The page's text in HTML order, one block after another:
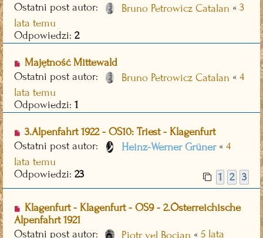
Ostatni post autor:
Bruno Petrowicz Catalan « 3
lata temu
Odpowiedzi: 2
Majętność Mittewald
Ostatni post autor:
Bruno Petrowicz Catalan « 4
lata temu
Odpowiedzi: 1
3.Alpenfahrt 1922 - OS10: Triest - Klagenfurt
Ostatni post autor:
Heinz-Werner Grüner« 4
lata temu
Odpowiedzi: 23 1 2 3
Klagenfurt - Klagenfurt - OS9 - 2.Österreichische
Alpenfahrt 1921
Ostatni post autor:
Piotr vel Bocian « 5 lata